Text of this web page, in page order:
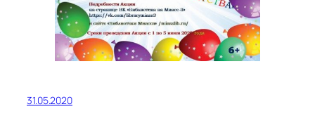
31.05.2020